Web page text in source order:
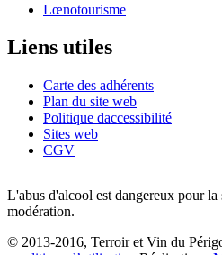
Lœnotourisme
Liens utiles
Carte des adhérents
Plan du site web
Politique daccessibilité
Sites web
CGV
L'abus d'alcool est dangereux pour
modération.
© 2013-2016, Terroir et Vin du